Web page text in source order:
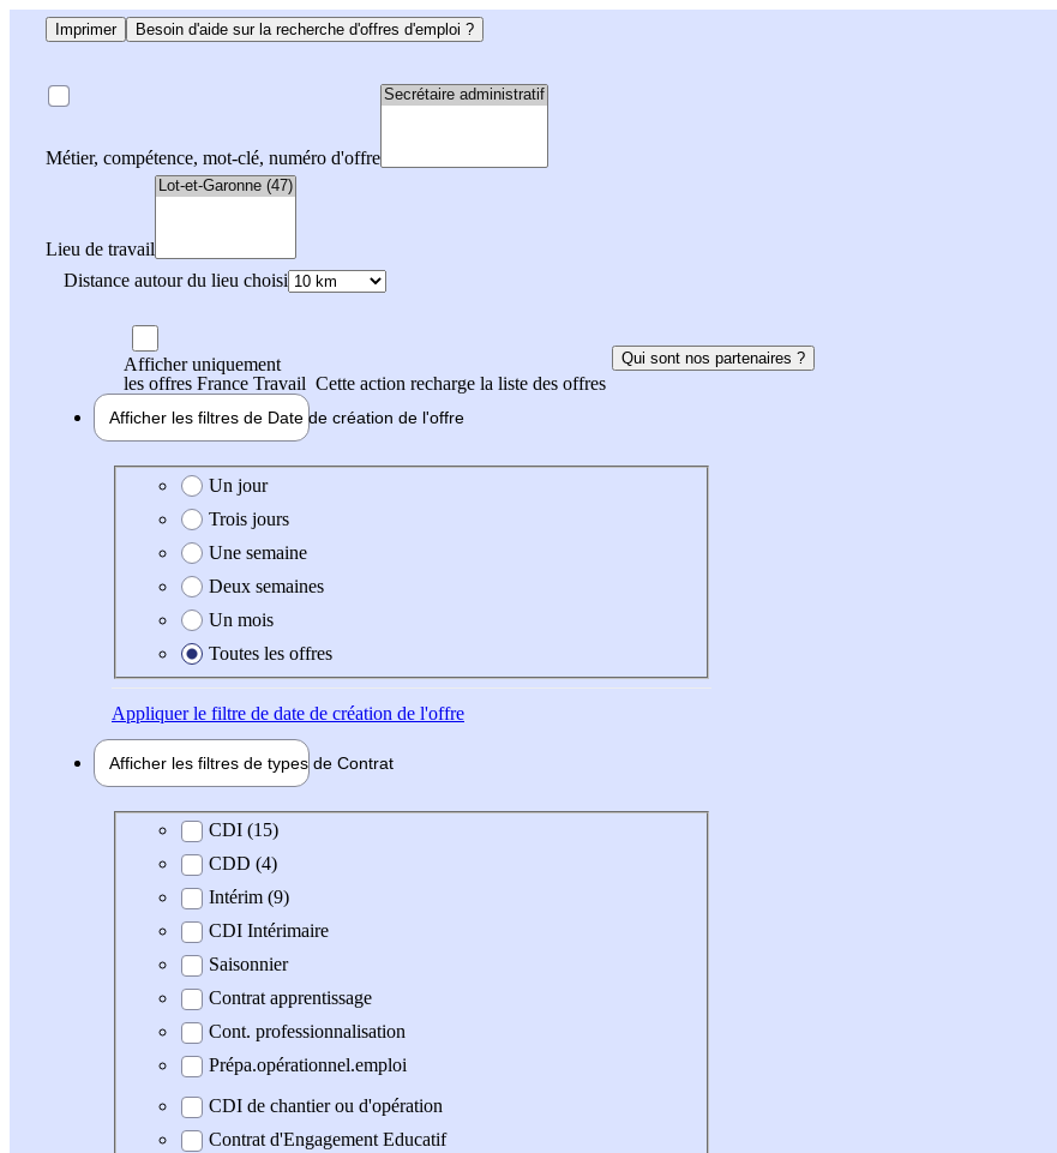
Imprimer Besoin d'aide sur la recherche d'offres d'emploi ?
Métier, compétence, mot-clé, numéro d'offre
Lieu de travail
Distance autour du lieu choisi
Afficher uniquement
les offres France Travail Cette action recharge la liste des offres
Qui sont nos partenaires ?
Afficher les filtres de Date de création de l'offre
Date de création de l'offre
Un jour
Trois jours
Une semaine
Deux semaines
Un mois
Toutes les offres
Appliquerle filtre de date de création de l'offre
Afficher les filtres de types de Contrat
Type de contratCDI (15)
CDD (4)
Intérim (9)
CDI Intérimaire
Saisonnier
Contrat apprentissage
Cont. professionnalisation
Prépa.opérationnel.emploi
CDI de chantier ou d'opération
Contrat d'Engagement Educatif